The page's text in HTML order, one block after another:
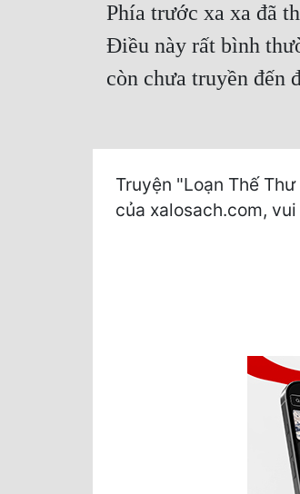
Phía trước xa xa đã
Điều này rất bình
còn chưa truyền đến
Truyện "Loạn Thế
của xalosach.com,